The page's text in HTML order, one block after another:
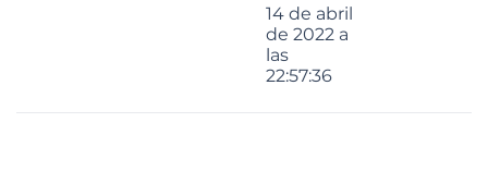
14 de abril
de 2022 a
las
22:57:36